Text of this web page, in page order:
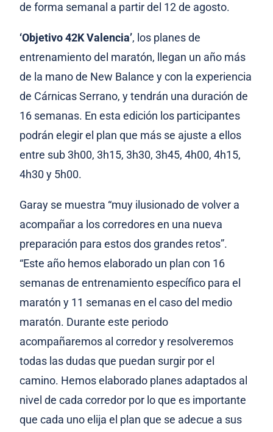
de forma semanal a partir del 12 de agosto.
‘Objetivo 42K Valencia’, los planes de
entrenamiento del maratón, llegan un año más
de la mano de New Balance y con la experiencia
de Cárnicas Serrano, y tendrán una duración de
16 semanas. En esta edición los participantes
podrán elegir el plan que más se ajuste a ellos
entre sub 3h00, 3h15, 3h30, 3h45, 4h00, 4h15,
4h30 y 5h00.
Garay se muestra “muy ilusionado de volver a
acompañar a los corredores en una nueva
preparación para estos dos grandes retos”.
“Este año hemos elaborado un plan con 16
semanas de entrenamiento específico para el
maratón y 11 semanas en el caso del medio
maratón. Durante este periodo
acompañaremos al corredor y resolveremos
todas las dudas que puedan surgir por el
camino. Hemos elaborado planes adaptados al
nivel de cada corredor por lo que es importante
que cada uno elija el plan que se adecue a sus